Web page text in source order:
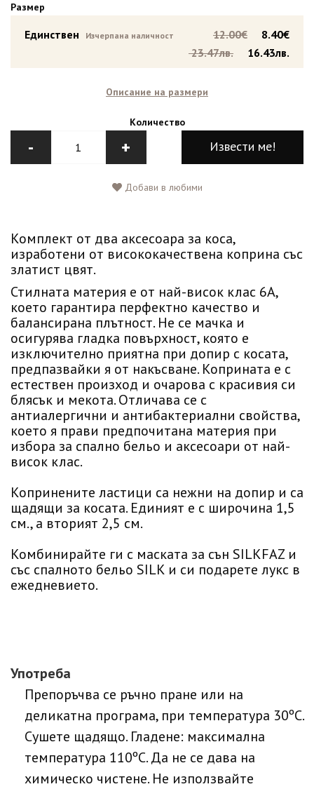
Размер
Единствен Изчерпана наличност 8.40€
12.00€
16.43лв.
23.47лв.
Описание на размери
Количество
- + Извести ме!
Добави в любими
Комплект от два аксесоара за коса,
изработени от висококачествена коприна със
златист цвят.
Стилната материя е от най-висок клас 6А,
което гарантира перфектно качество и
балансирана плътност. Не се мачка и
осигурява гладка повърхност, която е
изключително приятна при допир с косата,
предпазвайки я от накъсване. Коприната е с
естествен произход и очарова с красивия си
блясък и мекота. Отличава се с
антиалергични и антибактериални свойства,
което я прави предпочитана материя при
избора за спално бельо и аксесоари от най-
висок клас.
Копринените ластици са нежни на допир и са
щадящи за косата. Единият е с широчина 1,5
см., а вторият 2,5 см.
Комбинирайте ги с маската за сън SILKFAZ и
със спалното бельо SILK и си подарете лукс в
ежедневието.
Употреба
Препоръчва се ръчно пране или на
деликатна програма, при температура 30ºC.
Сушете щадящо. Гладене: максимална
температура 110ºC. Да не се дава на
химическо чистене. Не използвайте